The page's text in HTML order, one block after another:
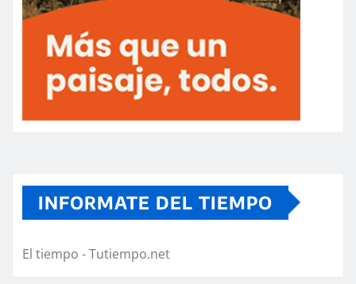
INFORMATE DEL TIEMPO
El tiempo - Tutiempo.net